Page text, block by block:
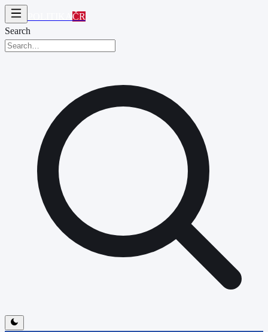
ČR
Search